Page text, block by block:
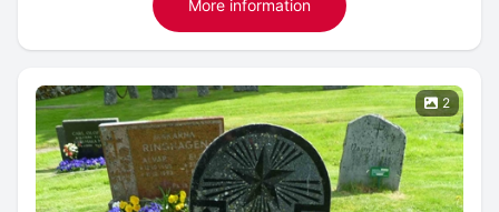
More information
2